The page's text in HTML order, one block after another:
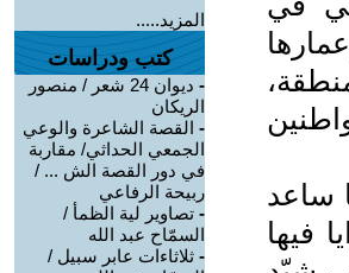
ساعد
فيها
المزيد.....
كتب ودراسات
-
ديوان 24 شعر / منصور
الريكان
- القصة الشاعرة والوعي
الجمعي الحداثي/ مقاربة
في دور القصة الش ... /
ربيحة الرفاعي
- تصاوير لية الظمأ /
السمّاح عبد الله
- ثلاثاءات عابر سبيل /